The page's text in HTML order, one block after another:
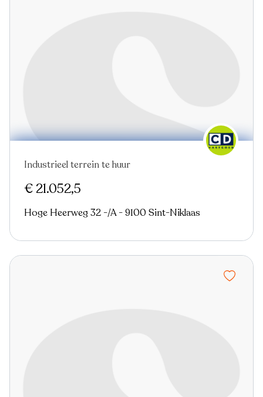
Industrieel terrein te huur
€ 21.052,5
Hoge Heerweg 32 -/A - 9100 Sint-Niklaas